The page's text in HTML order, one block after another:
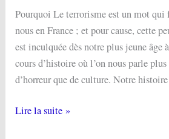
Pourquoi Le terrorisme est un mot qui
nous en France ; et pour cause, cette
est inculquée dès notre plus jeune âge
cours d’histoire où l’on nous parle
d’horreur que de culture. Notre
« Horrible
Folie »
Lire la suite »